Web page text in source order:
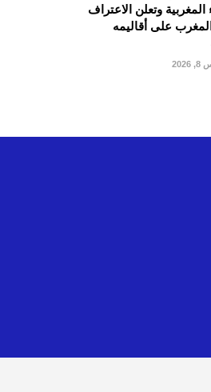
المغربية وتعلن الاعتراف
على أقاليمه